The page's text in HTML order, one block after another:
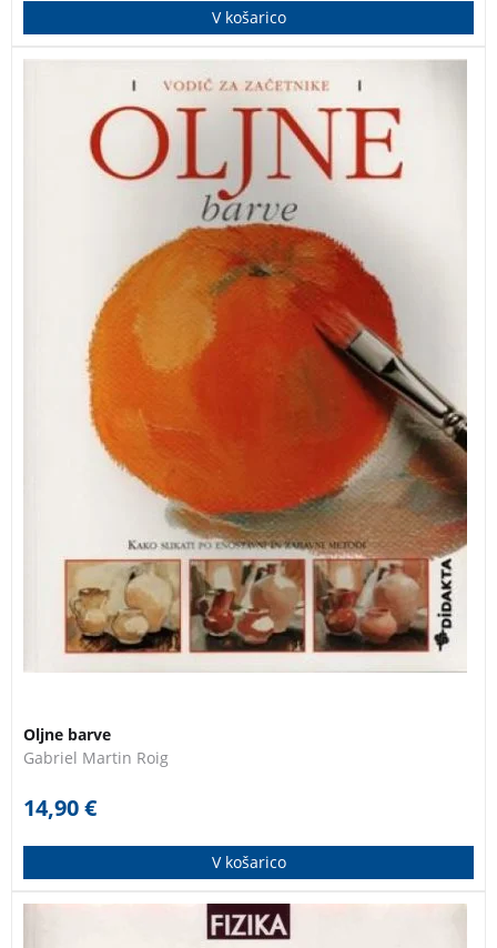
V košarico
Namen tega vodiča za začetnike je, da bralca uvede v
tehniko oljnega slikanja.
Oljne barve
Gabriel Martin Roig
14,90€
V košarico
V učbeniku so obravnavani vsi pojmi in pojavi, ki jih s